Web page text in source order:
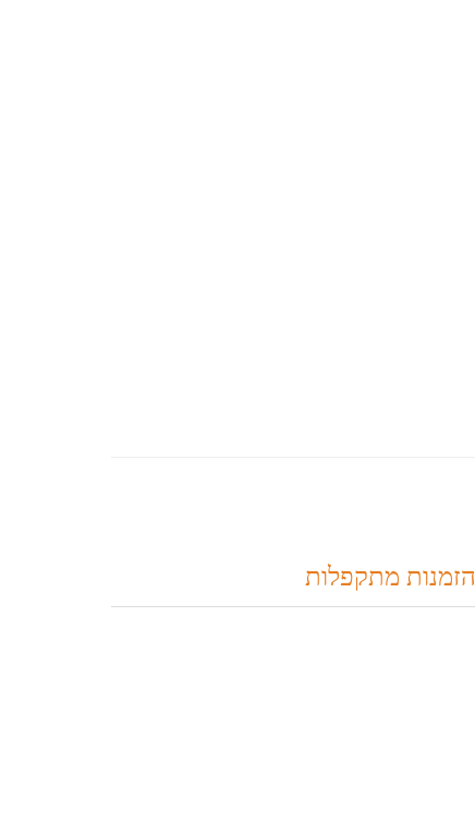
הזמנות מתקפלות